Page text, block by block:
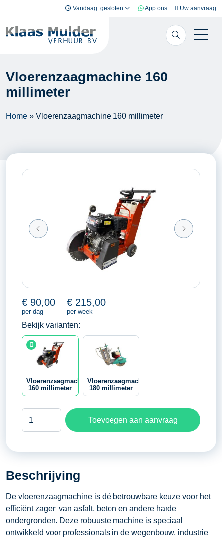
Vandaag: gesloten App ons Uw aanvraag
Vloerenzaagmachine 160
millimeter
Home » Vloerenzaagmachine 160 millimeter
€ 90,00
per dag
€ 215,00
per week
Bekijk varianten:
Vloerenzaagmachine
160 millimeter
Vloerenzaagmachine
180 millimeter
Vloerenzaagmachine
aantal
Toevoegen aan aanvraag
Beschrijving
De vloerenzaagmachine is dé betrouwbare keuze voor het
efficiënt zagen van asfalt, beton en andere harde
ondergronden. Deze robuuste machine is speciaal
ontwikkeld voor professionals in de wegenbouw, industrie